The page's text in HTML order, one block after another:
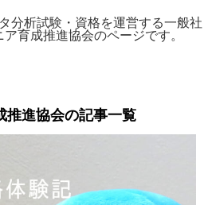
分析試験・資格を運営する一般社
育成推進協会のページです。
推進協会の記事一覧